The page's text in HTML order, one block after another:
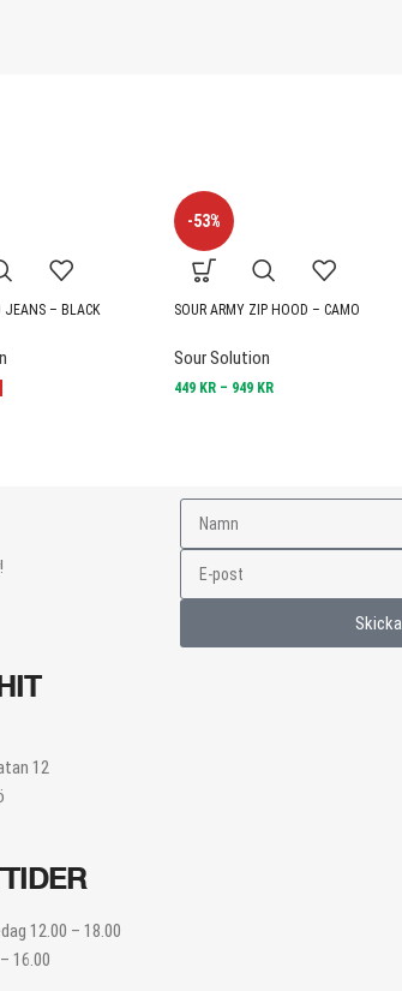
JEANS – BLACK
-53%
SOUR ARMY ZIP HOOD – CAMO
Sour Solution
449 KR – 949 KR
Skicka
12
12.00 – 18.00
16.00